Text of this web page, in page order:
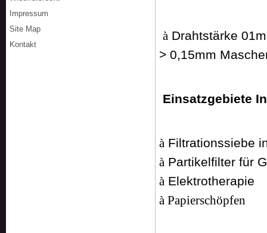
à Drahtstärke
> 0,15mm
Einsatzgebiete
à Filtrationssiebe
à Partikelfilter für
à Elektrotherapie
à Papierschöpfen
Impressum
Site Map
Kontakt